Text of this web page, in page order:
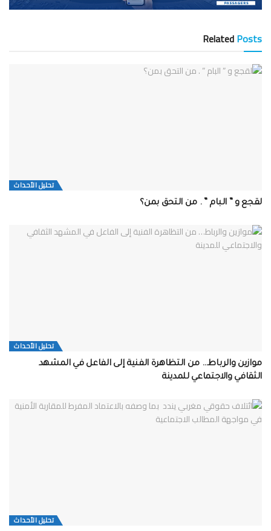
RelatedPosts
تحلیل الأحداث
لقجع و ” البام ” . من التحق بمن؟
تحلیل الأحداث
موازين والرباط… من التظاهرة الفنية إلى الفاعل في المشهد
الثقافي والاجتماعي للمدينة
تحلیل الأحداث